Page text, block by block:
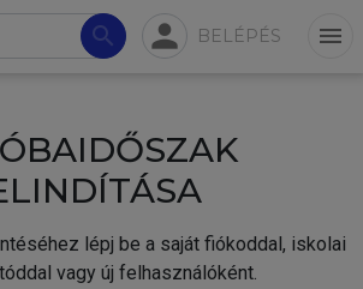
search person BELÉPÉS menu
lépj be a saját fiókoddal, iskolai
vagy új felhasználóként.